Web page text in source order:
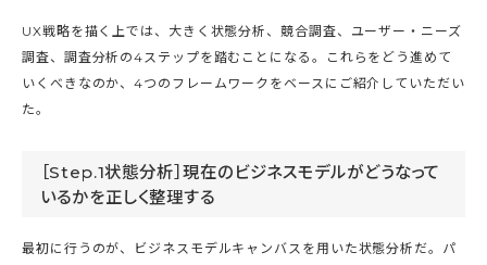
UX戦略を描く上では、大きく状態分析、競合調査、ユーザー・ニーズ
調査、調査分析の4ステップを踏むことになる。これらをどう進めて
いくべきなのか、4つのフレームワークをベースにご紹介していただい
た。
［Step.1状態分析］現在のビジネスモデルがどうなって
いるかを正しく整理する
最初に行うのが、ビジネスモデルキャンバスを用いた状態分析だ。パ